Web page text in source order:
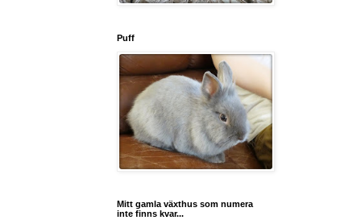
Puff
Mitt gamla växthus som numera
inte finns kvar...